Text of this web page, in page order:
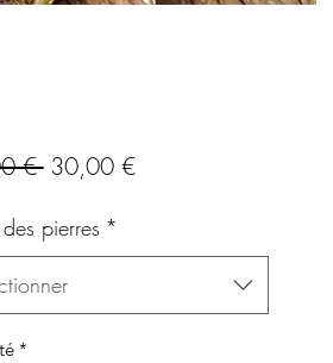
€ Prix
30,00 €Prix
pierres *
*